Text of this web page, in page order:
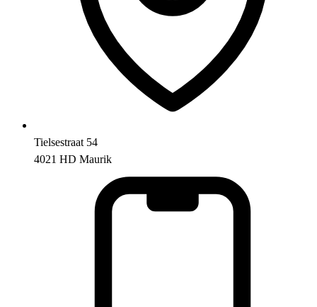
Tielsestraat 54
4021 HD Maurik